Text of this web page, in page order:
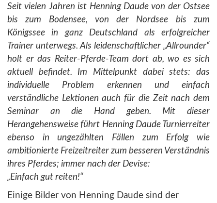
Seit vielen Jahren ist Henning Daude von der Ostsee
bis zum Bodensee, von der Nordsee bis zum
Königssee in ganz Deutschland als erfolgreicher
Trainer unterwegs. Als leidenschaftlicher „Allrounder“
holt er das Reiter-Pferde-Team dort ab, wo es sich
aktuell befindet. Im Mittelpunkt dabei stets: das
individuelle Problem erkennen und einfach
verständliche Lektionen auchfür die Zeit nach dem
Seminar an die Hand geben. Mit dieser
Herangehensweise führt Henning Daude Turnierreiter
ebenso in ungezählten Fällen zum Erfolg wie
ambitionierte Freizeitreiter zum besseren Verständnis
ihres Pferdes; immer nach der Devise:
„Einfach gut reiten!“
Einige Bilder von Henning Daude sind der